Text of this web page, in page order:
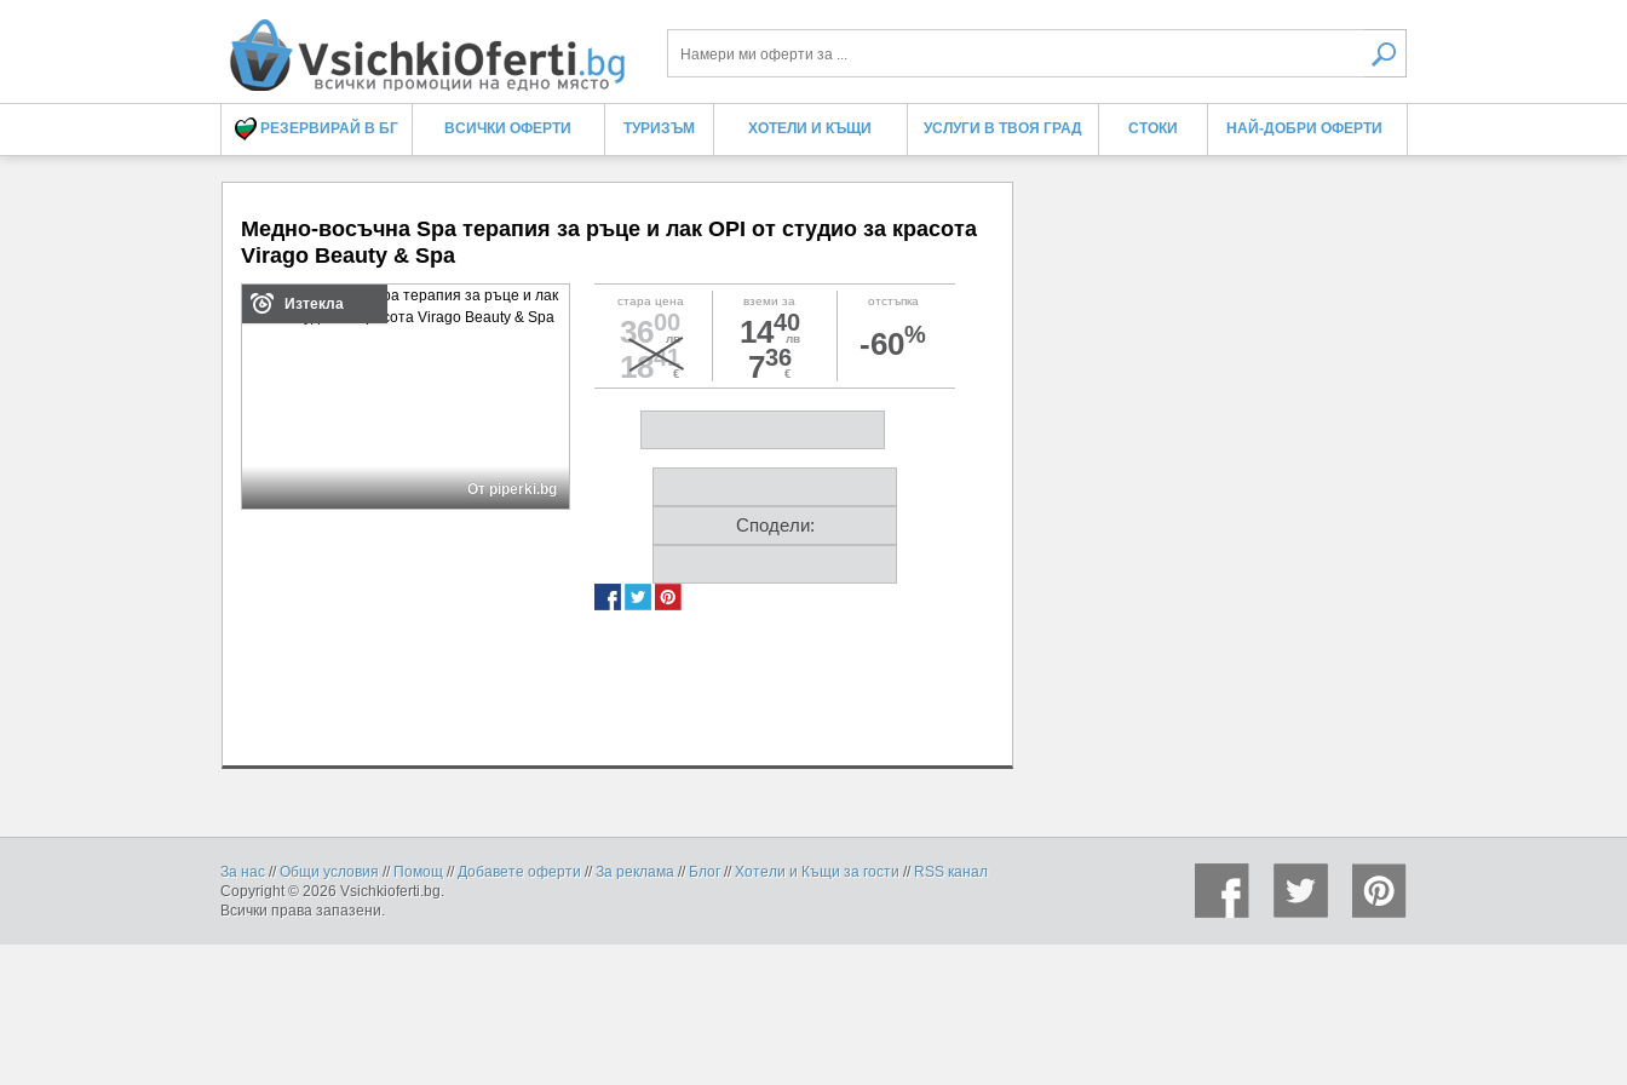
Търси
РЕЗЕРВИРАЙ В БГ ВСИЧКИ ОФЕРТИ ТУРИЗЪМ ХОТЕЛИ И КЪЩИ УСЛУГИ В ТВОЯ ГРАД СТОКИ НАЙ-ДОБРИ ОФЕРТИ
Медно-восъчна Spa терапия за ръце и лак OPI от студио за красота
Virago Beauty & Spa
Изтекла
От piperki.bg
стара цена
3600
лв
1841
€
вземи за
1440
лв
736
€
отстъпка
-60%
Сподели:
За нас //Общи условия // Помощ //Добавете оферти //За реклама // Блог //Хотели и Къщи за гости // RSS канал
Copyright © 2026 Vsichkioferti.bg.
Всички права запазени.